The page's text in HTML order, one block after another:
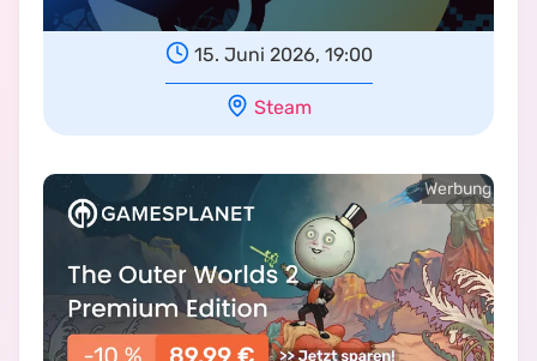
15. Juni 2026, 19:00
Steam
Werbung